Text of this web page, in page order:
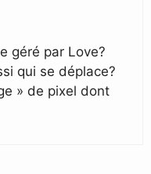
géré par Love?
qui se déplace?
» de pixel dont